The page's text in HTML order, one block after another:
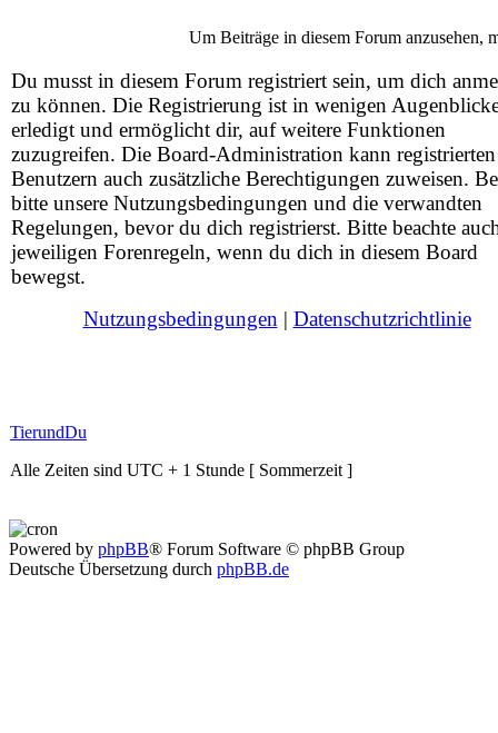
Um Beiträge in diesem Forum anzusehen,
Du musst in diesem Forum registriert sein, um dich
zu können. Die Registrierung ist in wenigen
erledigt und ermöglicht dir, auf weitere Funktionen
zuzugreifen. Die Board-Administration kann registrierten
Benutzern auch zusätzliche Berechtigungen zuweisen.
bitte unsere Nutzungsbedingungen und die verwandten
Regelungen, bevor du dich registrierst. Bitte beachte
jeweiligen Forenregeln, wenn du dich in diesem Board
bewegst.
Nutzungsbedingungen | Datenschutzrichtlinie
TierundDu
Alle Zeiten sind UTC + 1 Stunde [ Sommerzeit ]
Powered by phpBB® Forum Software © phpBB Group
Deutsche Übersetzung durch phpBB.de